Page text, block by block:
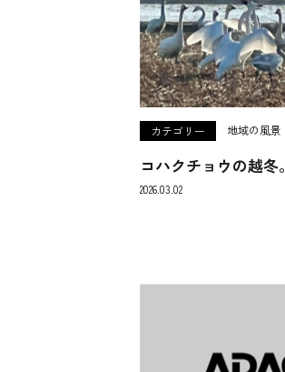
カテゴリー 地域の風景
コハクチョウの越冬。
2026.03.02